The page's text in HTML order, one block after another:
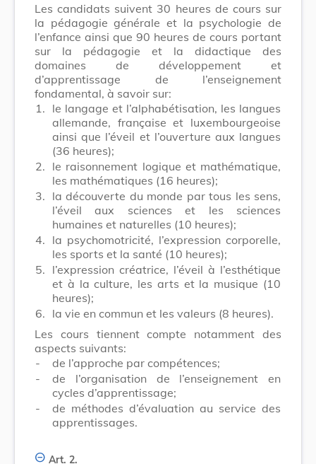
Les candidats suivent 30 heures de cours sur
la pédagogie générale et la psychologie de
l’enfance ainsi que 90 heures de cours portant
sur la pédagogie et la didactique des
domaines de développement et
d’apprentissage de l’enseignement
fondamental, à savoir sur:
1. le langage et l’alphabétisation, les langues
allemande, française et luxembourgeoise
ainsi que l’éveil et l’ouverture aux langues
(36 heures);
2. le raisonnement logique et mathématique,
les mathématiques (16 heures);
3. la découverte du monde par tous les sens,
l’éveil aux sciences et les sciences
humaines et naturelles (10 heures);
4. la psychomotricité, l’expression corporelle,
les sports et la santé (10 heures);
5. l’expression créatrice, l’éveil à l’esthétique
et à la culture, les arts et la musique (10
heures);
6. la vie en commun et les valeurs (8 heures).
Les cours tiennent compte notamment des
aspects suivants:
-
de l’approche par compétences;
-
de l’organisation de l’enseignement en
cycles d’apprentissage;
-
de méthodes d’évaluation au service des
apprentissages.
Art. 2.